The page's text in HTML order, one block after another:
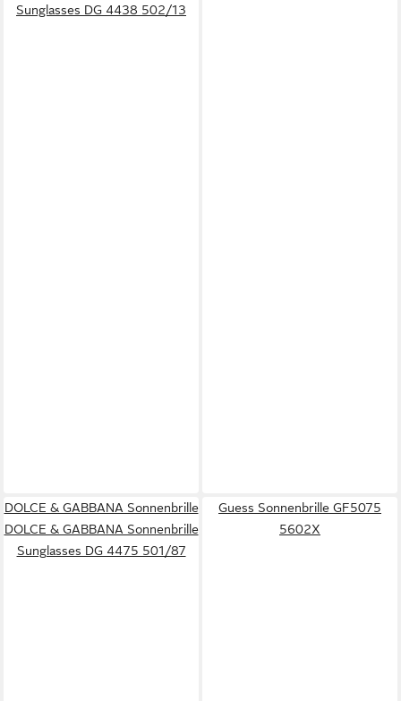
Sunglasses DG 4438 502/13
DOLCE & GABBANA Sonnenbrille
DOLCE & GABBANA Sonnenbrille
Sunglasses DG 4475 501/87
Guess Sonnenbrille GF5075
5602X